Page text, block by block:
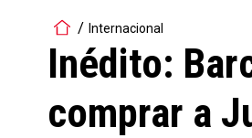
Internacional
Inédito:
comprar a